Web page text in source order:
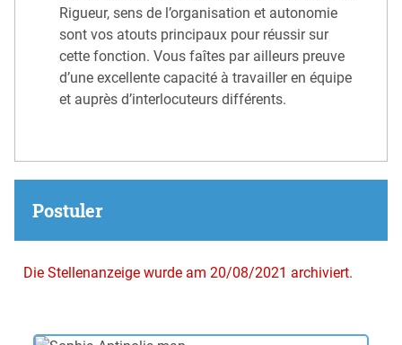
Rigueur, sens de l’organisation et autonomie
sont vos atouts principaux pour réussir sur
cette fonction. Vous faîtes par ailleurs preuve
d’une excellente capacité à travailler en équipe
et auprès d’interlocuteurs différents.
Postuler
Die Stellenanzeige wurde am 20/08/2021 archiviert.